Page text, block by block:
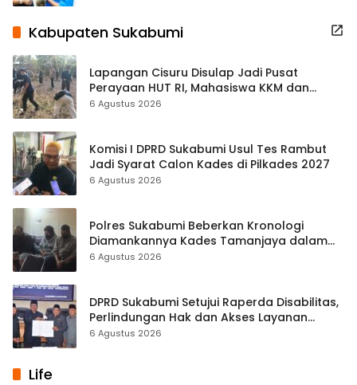
Kabupaten Sukabumi
Lapangan Cisuru Disulap Jadi Pusat
Perayaan HUT RI, Mahasiswa KKM dan
Warga Satukan Tenaga
6 Agustus 2026
Komisi I DPRD Sukabumi Usul Tes Rambut
Jadi Syarat Calon Kades di Pilkades 2027
6 Agustus 2026
Polres Sukabumi Beberkan Kronologi
Diamankannya Kades Tamanjaya dalam
Kasus Sabu
6 Agustus 2026
DPRD Sukabumi Setujui Raperda Disabilitas,
Perlindungan Hak dan Akses Layanan
Diperkuat
6 Agustus 2026
Life